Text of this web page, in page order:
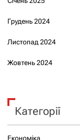
Грудень 2024
Листопад 2024
Жовтень 2024
Категорії
Економіка